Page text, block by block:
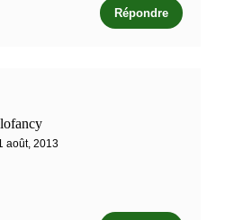
Répondre
août, 2013